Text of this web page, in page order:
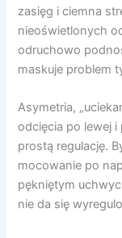
zasięg i ciemna
nieoświetlonych
odruchowo
maskuje problem
Asymetria,
odcięcia po lewej
prostą regulację.
mocowanie po
pękniętym
nie da się